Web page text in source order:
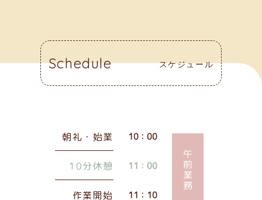
Schedule スケジュール
朝礼・始業 10：00
10分休憩 11：00
作業開始 11：10
午前業務